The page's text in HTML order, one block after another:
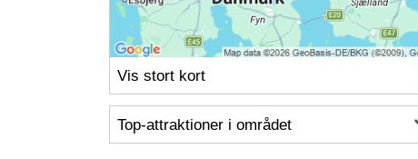
Vis stort kort
Top-attraktioner i området